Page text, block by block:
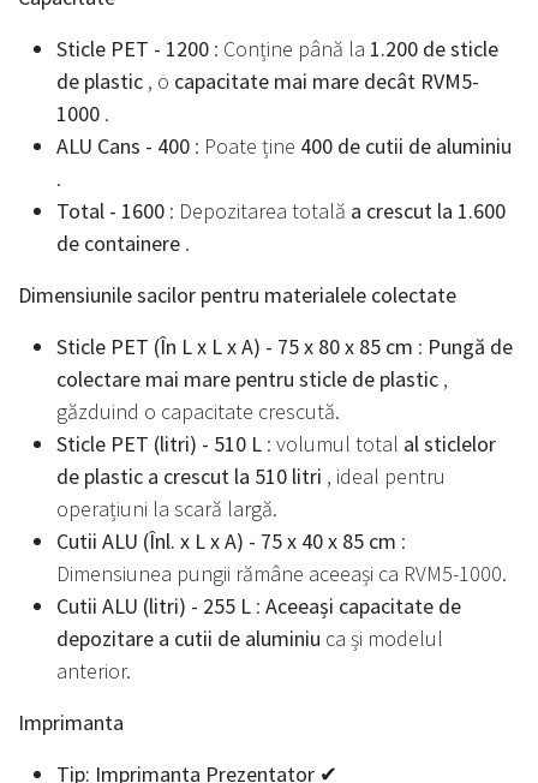
Sticle PET - 1200 : Conține până la 1.200 de sticle
de plastic , o capacitate mai mare decât RVM5-
1000 .
ALU Cans - 400 : Poate ține 400 de cutii de aluminiu
.
Total - 1600 : Depozitarea totală a crescut la 1.600
de containere .
Dimensiunile sacilor pentru materialele colectate
Sticle PET (În L x L x A) - 75 x 80 x 85 cm : Pungă de
colectare mai mare pentru sticle de plastic ,
găzduind o capacitate crescută.
Sticle PET (litri) - 510 L : volumul total al sticlelor
de plastic a crescut la 510 litri , ideal pentru
operațiuni la scară largă.
Cutii ALU (Înl. x L x A) - 75 x 40 x 85 cm :
Dimensiunea pungii rămâne aceeași ca RVM5-1000.
Cutii ALU (litri) - 255 L : Aceeași capacitate de
depozitare a cutii de aluminiu ca și modelul
anterior.
Imprimanta
Tip: Imprimanta Prezentator ✔